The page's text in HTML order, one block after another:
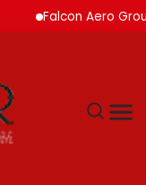
Falcon Aero Group,